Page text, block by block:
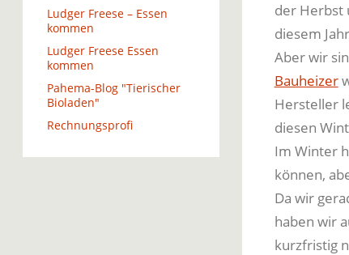
Ludger Freese – Essen
kommen
Ludger Freese Essen
kommen
Pahema-Blog "Tierischer
Bioladen"
Rechnungsprofi
der Herbst
diesem
Aber wir
Bauheizer
Hersteller
diesen
Im Winter
können,
Da wir
haben wir
kurzfristig